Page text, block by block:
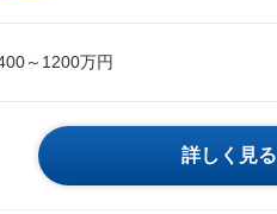
～1200万円
詳しく見る